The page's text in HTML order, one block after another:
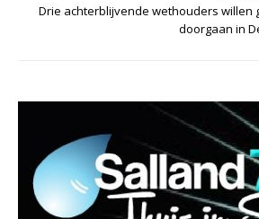
Drie achterblijvende wethouders willen
doorgaan in